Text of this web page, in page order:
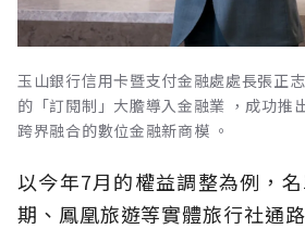
玉山銀行信用卡暨支付金融處處長張正
的「訂閱制」大膽導入金融業 ，成功推
跨界融合的數位金融新商模 。
以今年7月的權益調整為例，
期、鳳凰旅遊等實體旅行社通